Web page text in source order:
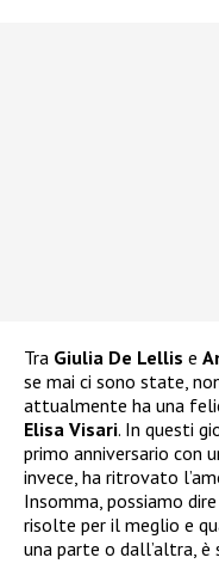
Tra Giulia De Lellis e
se mai ci sono state,
attualmente ha una
Elisa Visari. In questi
primo anniversario con
invece, ha ritrovato
Insomma, possiamo
risolte per il meglio e
una parte o dall’altra,